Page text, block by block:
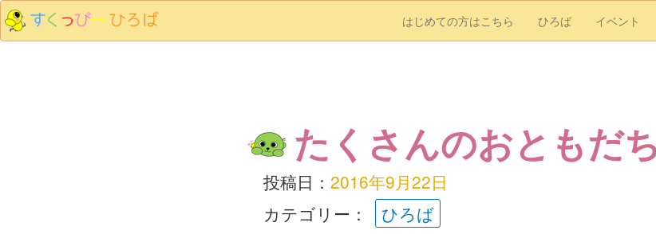
はじめての方はこちら ひろば イベント
たくさんのおともだ
投稿日： 2016年9月22日
カテゴリー：
ひろば